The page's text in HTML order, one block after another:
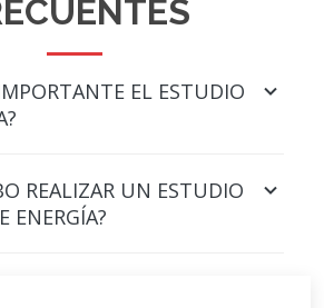
EL ESTUDIO
REALIZAR UN ESTUDIO
ENERGÍA?